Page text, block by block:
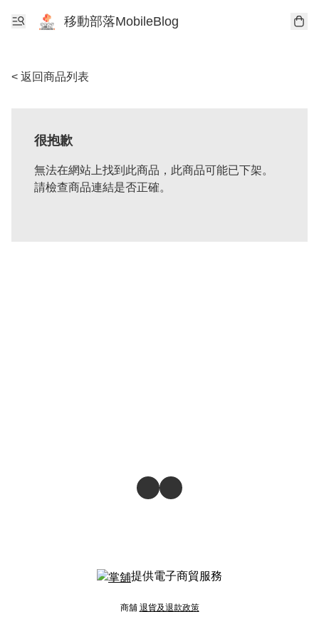
移動部落MobileBlog
< 返回商品列表
很抱歉
無法在網站上找到此商品，此商品可能已下架。
請檢查商品連結是否正確。
提供電子商貿服務
商舖 退貨及退款政策